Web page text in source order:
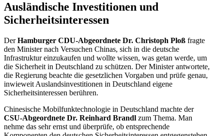
Ausländische Investitionen und
Sicherheitsinteressen
DerHamburger CDU-Abgeordnete Dr. Christoph Ploß fragte
den Minister nach Versuchen Chinas, sich in die deutsche
Infrastruktur einzukaufen und wollte wissen, was getan werde, um
die Sicherheit in Deutschland zu schützen. Der Minister antwortete,
die Regierung beachte die gesetzlichen Vorgaben und prüfe genau,
inwieweit Auslandsinvestitionen in Deutschland eigene
Sicherheitsinteressen berühren.
Chinesische Mobilfunktechnologie in Deutschland machte der
CSU-Abgeordnete Dr. Reinhard Brandl zum Thema. Man
nehme das sehr ernst und überprüfe, ob entsprechende